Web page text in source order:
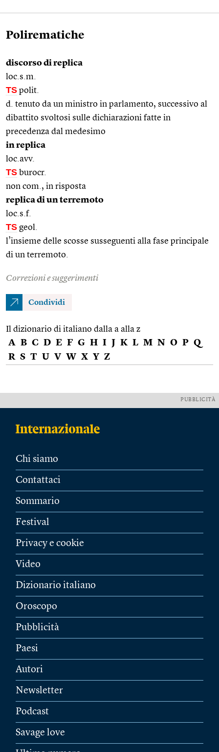
Polirematiche
discorso di replica
loc.s.m.
TS polit.
d. tenuto da un ministro in parlamento, successivo al
dibattito svoltosi sulle dichiarazioni fatte in
precedenza dal medesimo
in replica
loc.avv.
TS burocr.
non com., in risposta
replica di un terremoto
loc.s.f.
TS geol.
l’insieme delle scosse susseguenti alla fase principale
di un terremoto.
Correzioni e suggerimenti
Condividi
Il dizionario di italiano dalla a alla z
A B C D E F G H I J K L M N O P Q
R S T U V W X Y Z
PUBBLICITÀ
Chi siamo
Contattaci
Sommario
Festival
Privacy e cookie
Video
Dizionario italiano
Oroscopo
Pubblicità
Paesi
Autori
Newsletter
Podcast
Savage love